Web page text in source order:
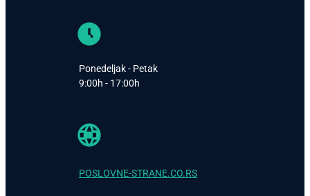
Ponedeljak - Petak
9:00h - 17:00h
POSLOVNE-STRANE.CO.RS